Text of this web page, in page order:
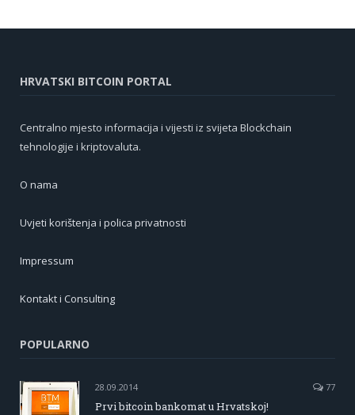
HRVATSKI BITCOIN PORTAL
Centralno mjesto informacija i vijesti iz svijeta Blockchain
tehnologije i kriptovaluta.
O nama
Uvjeti korištenja i polica privatnosti
Impressum
Kontakt i Consulting
POPULARNO
28.09.2014 77
Prvi bitcoin bankomat u Hrvatskoj!